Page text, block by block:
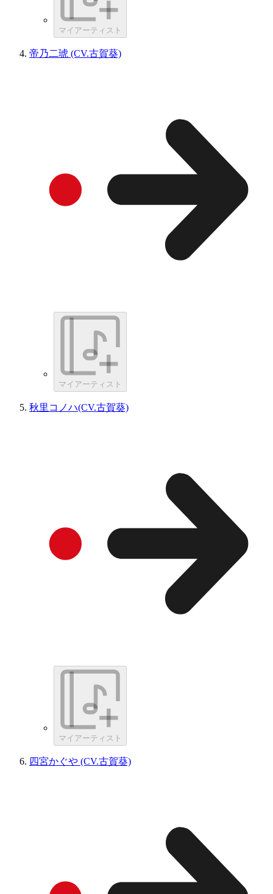
マイアーティスト
帝乃二琥 (CV.古賀葵)
マイアーティスト
秋里コノハ(CV.古賀葵)
マイアーティスト
四宮かぐや (CV.古賀葵)